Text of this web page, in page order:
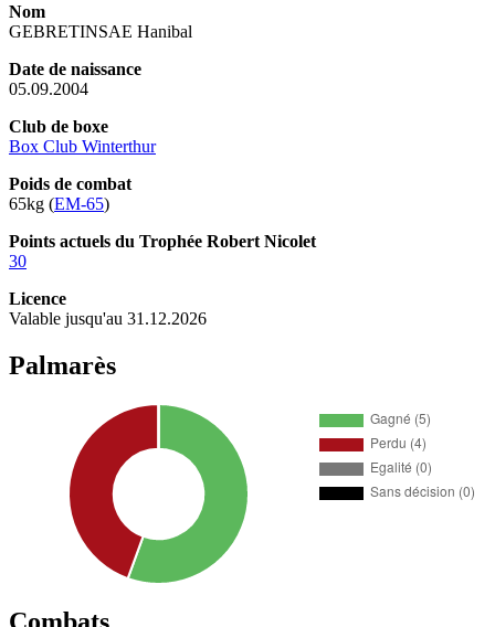
Nom
GEBRETINSAE Hanibal
Date de naissance
05.09.2004
Club de boxe
Box Club Winterthur
Poids de combat
65kg (EM-65)
Points actuels du Trophée Robert Nicolet
30
Licence
Valable jusqu'au 31.12.2026
Palmarès
Combats